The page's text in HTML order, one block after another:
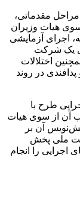
مقدماتی،
هیات وزیران
اجرای آزمایشی
یک شرکت
اختلالات
در روند
طرح با
آن از سوی هیات
آن بر
ملی پخش
اجرایی را انجام